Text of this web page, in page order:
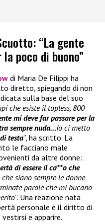
“La gente
poco di buono”
di Maria De Filippi ha
diretto, spiegando di non
sulla base del suo
che esiste il topless, 800
mi deve far passare per la
sempre nuda…Io ci metto
testa”, ha scritto. La
le facciano male
da altre donne:
di essere il ca**o che
siano sempre le donne
parole che mi bucano
”. Una reazione nata
personale e il diritto di
e apparire.